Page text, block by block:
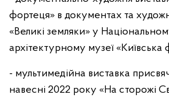
фортеця» в документах та
«Великі земляки» у
архітектурному музеї «Київська
- мультимедійна виставка
навесні 2022 року «На сторожі